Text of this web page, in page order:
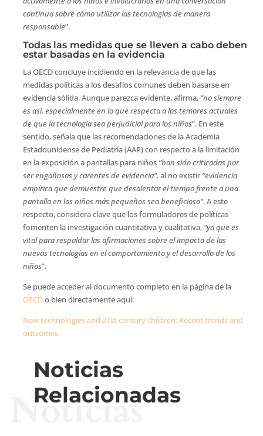
continua sobre cómo utilizar las tecnologías de manera
responsable”.
Todas las medidas que se lleven a cabo deben
estar basadas en la evidencia
La OECD concluye incidiendo en la relevancia de que las
medidas políticas a los desafíos comunes deben basarse en
evidencia sólida. Aunque parezca evidente, afirma, “no siempre
es así, especialmente en lo que respecta a los temores actuales
de que la tecnología sea perjudicial para los niños”. En este
sentido, señala que las recomendaciones de la Academia
Estadounidense de Pediatría (AAP) con respecto a la limitación
en la exposición a pantallas para niños “han sido criticadas por
ser engañosas y carentes de evidencia”, al no existir“evidencia
empírica que demuestre que desalentar el tiempo frente a una
pantalla en los niños más pequeños sea beneficioso”. A este
respecto, considera clave que los formuladores de políticas
fomenten la investigación cuantitativa y cualitativa, “ya que es
vital para respaldar las afirmaciones sobre el impacto de las
nuevas tecnologías en el comportamiento y el desarrollo de los
niños”.
Se puede acceder al documento completo en la página de la
OECDo bien directamente aquí:
New technologies and 21st century children: Recent trends and
outcomes
Noticias
Relacionadas
Noticias